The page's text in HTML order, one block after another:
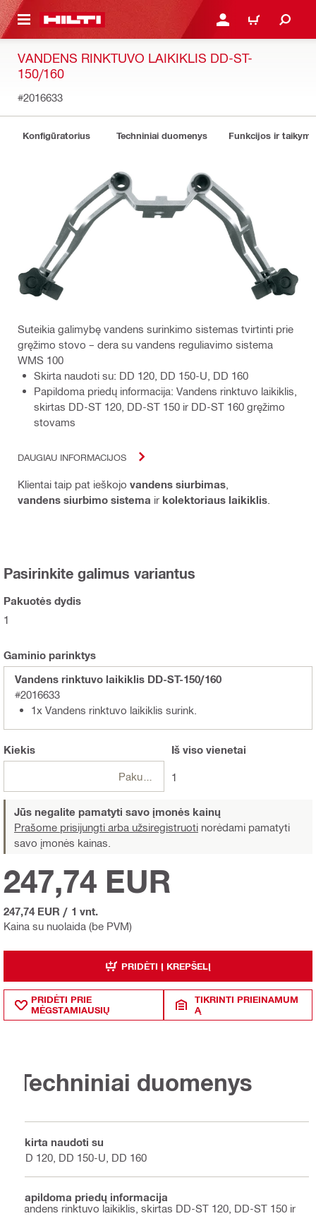
TURINIO PRISIJUNGTI ARBA
PIRKINIŲ
VANDENS RINKTUVO LAIKIKLIS DD-ST-
150/160
#2016633
Konfigūratorius Techniniai duomenys Funkcijos ir
Suteikia galimybę vandens surinkimo sistemas tvirtinti prie
gręžimo stovo – dera su vandens reguliavimo sistema
WMS 100
Skirta naudoti su: DD 120, DD 150-U, DD 160
Papildoma priedų informacija: Vandens rinktuvo laikiklis,
skirtas DD-ST 120, DD-ST 150 ir DD-ST 160 gręžimo
stovams
DAUGIAU INFORMACIJOS
Klientai taip pat ieškojo vandens siurbimas
vandens siurbimo sistema ir kolektoriaus laikiklis
Pasirinkite galimus variantus
Pakuotės dydis
1
Gaminio parinktys
Vandens rinktuvo laikiklis DD-ST-150/160
#2016633
1x Vandens rinktuvo laikiklis surink.
Kiekis
Pakuotės
Iš visovienetai
1
Jūs negalite pamatyti savo įmonės kainų
Prašome prisijungti arba užsiregistruoti norėdami pamatyti
savo įmonės kainas.
Kaina su nuolaida (be PVM)
247,74 EUR
247,74 EUR / 1 vnt.
PRIDĖTI Į KREPŠELĮ
PRIDĖTI PRIE
MĖGSTAMIAUSIŲ
TIKRINTI PRIEINAMUM
Ą
Techniniai duomenys
Skirta naudoti su
DD 120, DD 150-U, DD 160
Papildoma priedų informacija
Vandens rinktuvo laikiklis, skirtas DD-ST 120, DD-ST 150 ir